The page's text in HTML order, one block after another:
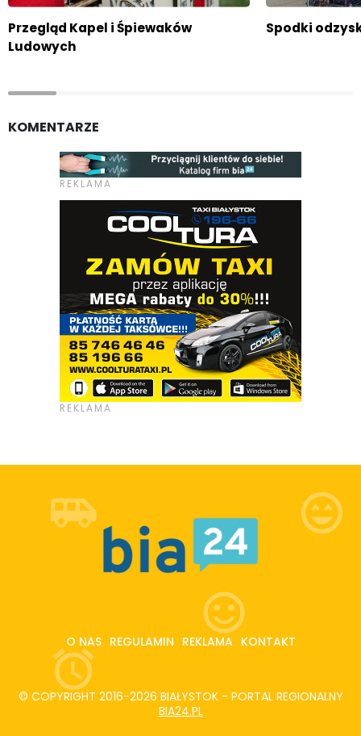
Przegląd Kapel i Śpiewaków
Ludowych
Spodki
KOMENTARZE
O NAS REGULAMIN REKLAMA KONTAKT
© COPYRIGHT 2016-2026 BIAŁYSTOK - PORTAL REGIONALNY
BIA24.PL